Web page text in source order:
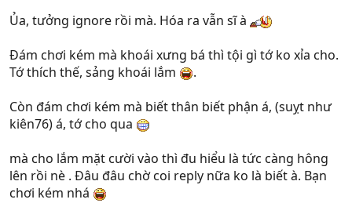
Ủa, tưởng ignore rồi mà. Hóa ra vẫn sĩ à
Đám chơi kém mà khoái xưng bá thì tội gì tớ ko xỉa cho.
Tớ thích thế, sảng khoái lắm
.
Còn đám chơi kém mà biết thân biết phận á, (suỵt như
kiên76) á, tớ cho qua
mà cho lắm mặt cười vào thì đu hiểu là tức càng hông
lên rồi nè . Đâu đâu chờ coi reply nữa ko là biết à. Bạn
chơi kém nhá